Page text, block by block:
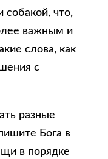
что,
важным и
слова, как
с
разные
Бога в
в порядке